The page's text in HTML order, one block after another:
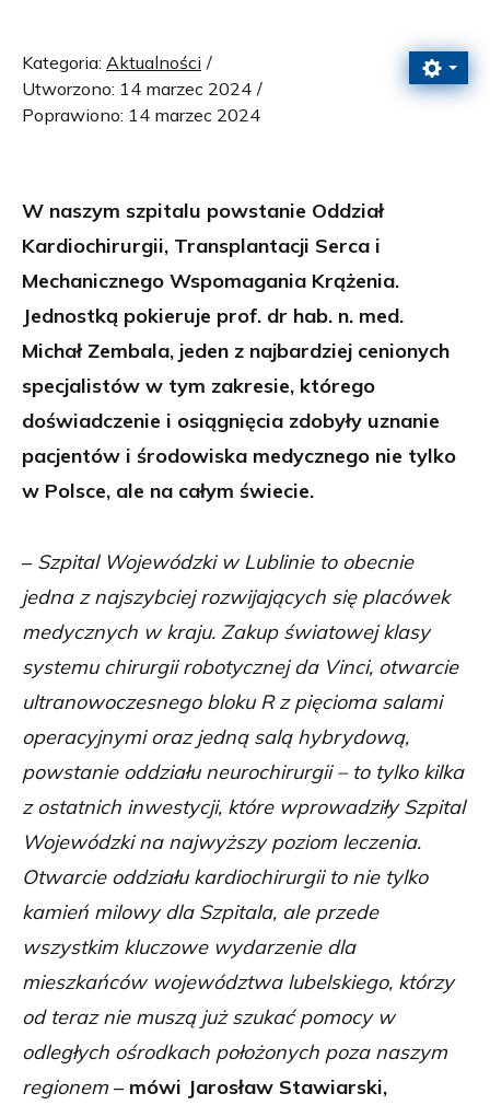
Kategoria: Aktualności
Utworzono: 14 marzec 2024
Poprawiono: 14 marzec 2024
W naszym szpitalu powstanie Oddział
Kardiochirurgii, Transplantacji Serca i
Mechanicznego Wspomagania Krążenia.
Jednostką pokieruje prof. dr hab. n. med.
Michał Zembala, jeden z najbardziej cenionych
specjalistów w tym zakresie, którego
doświadczenie i osiągnięcia zdobyły uznanie
pacjentów i środowiska medycznego nie tylko
w Polsce, ale na całym świecie.
– Szpital Wojewódzki w Lublinie to obecnie
jedna z najszybciej rozwijających się placówek
medycznych w kraju. Zakup światowej klasy
systemu chirurgii robotycznej da Vinci, otwarcie
ultranowoczesnego bloku R z pięcioma salami
operacyjnymi oraz jedną salą hybrydową,
powstanie oddziału neurochirurgii – to tylko kilka
z ostatnich inwestycji, które wprowadziły Szpital
Wojewódzki na najwyższy poziom leczenia.
Otwarcie oddziału kardiochirurgii to nie tylko
kamień milowy dla Szpitala, ale przede
wszystkim kluczowe wydarzenie dla
mieszkańców województwa lubelskiego, którzy
od teraz nie muszą już szukać pomocy w
odległych ośrodkach położonych poza naszym
regionem – mówi Jarosław Stawiarski,